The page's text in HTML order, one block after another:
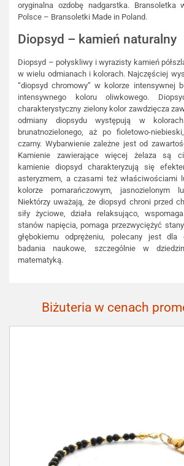
oryginalna ozdobę nadgarstka. Bransoletka
Polsce – Bransoletki Made in Poland.
Diopsyd – kamień naturalny
Diopsyd – połyskliwy i wyrazisty kamień
w wielu odmianach i kolorach. Najczęściej
“diopsyd chromowy” w kolorze intensywnej
intensywnego koloru oliwkowego.
charakterystyczny zielony kolor zawdzięcza
odmiany diopsydu występują w
brunatnozielonego, aż po fioletowo-
czarny. Wybarwienie zależne jest od
Kamienie zawierające więcej żelaza są
kamienie diopsyd charakteryzują się
asteryzmem, a czasami też właściwościami
kolorze pomarańczowym, jasnozielonym
Niektórzy uważają, że diopsyd chroni przed
siły życiowe, działa relaksująco,
stanów napięcia, pomaga przezwyciężyć
głębokiemu odprężeniu, polecany jest dla
badania naukowe, szczególnie w
matematyką.
Biżuteria w cenach